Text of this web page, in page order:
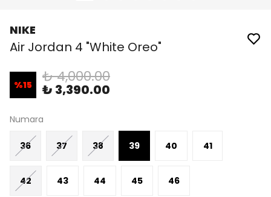
NIKE
Air Jordan 4 "White Oreo"
%15 ₺ 4,000.00
₺ 3,390.00
Numara
36 37 38 39 40 41
42 43 44 45 46